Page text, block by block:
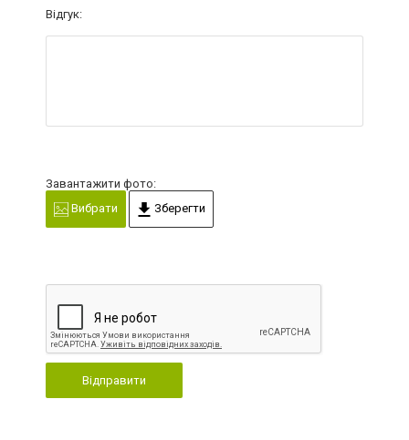
Відгук:
Завантажити фото:
Вибрати
Зберегти
Відправити